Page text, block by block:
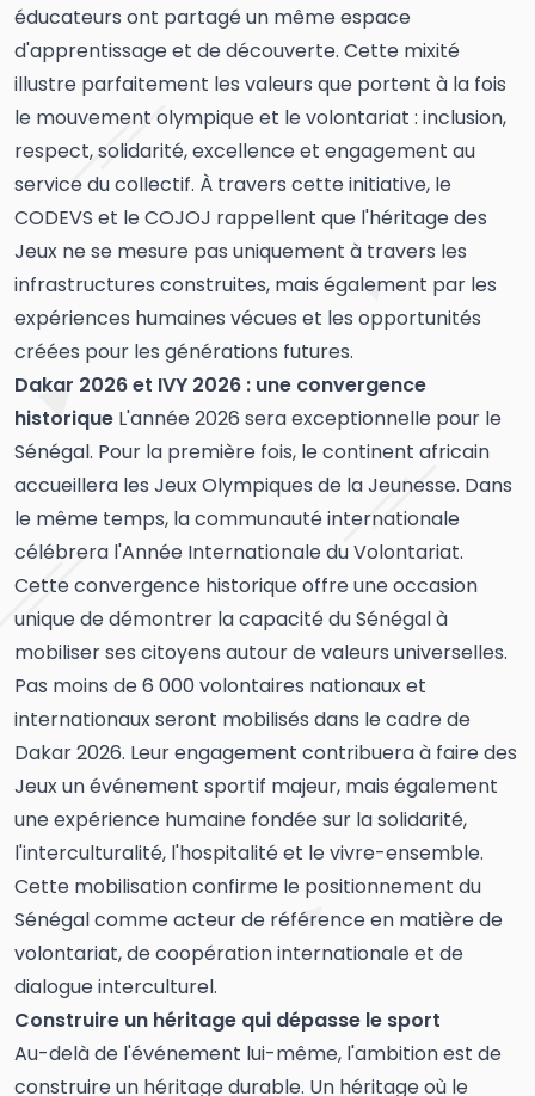
éducateurs ont partagé un même espace
d'apprentissage et de découverte. Cette mixité
illustre parfaitement les valeurs que portent à la fois
le mouvement olympique et le volontariat : inclusion,
respect, solidarité, excellence et engagement au
service du collectif. À travers cette initiative, le
CODEVS et le COJOJ rappellent que l'héritage des
Jeux ne se mesure pas uniquement à travers les
infrastructures construites, mais également par les
expériences humaines vécues et les opportunités
créées pour les générations futures.
Dakar 2026 et IVY 2026 : une convergence
historique L'année 2026 sera exceptionnelle pour le
Sénégal. Pour la première fois, le continent africain
accueillera les Jeux Olympiques de la Jeunesse. Dans
le même temps, la communauté internationale
célébrera l'Année Internationale du Volontariat.
Cette convergence historique offre une occasion
unique de démontrer la capacité du Sénégal à
mobiliser ses citoyens autour de valeurs universelles.
Pas moins de 6 000 volontaires nationaux et
internationaux seront mobilisés dans le cadre de
Dakar 2026. Leur engagement contribuera à faire des
Jeux un événement sportif majeur, mais également
une expérience humaine fondée sur la solidarité,
l'interculturalité, l'hospitalité et le vivre-ensemble.
Cette mobilisation confirme le positionnement du
Sénégal comme acteur de référence en matière de
volontariat, de coopération internationale et de
dialogue interculturel.
Construire un héritage qui dépasse le sport
Au-delà de l'événement lui-même, l'ambition est de
construire un héritage durable. Un héritage où le